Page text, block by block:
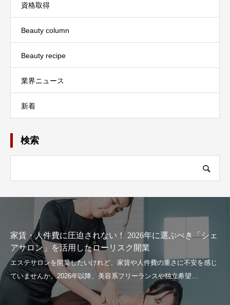
資格取得
Beauty column
Beauty recipe
業界ニュース
新着
検索
件費に圧迫されない！ 2026年に選ぶべき「シェ
」を活用したローリスク開業
フェイ